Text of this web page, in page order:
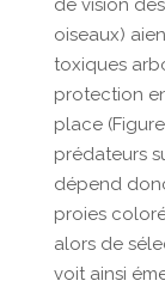
de vision
oiseaux)
toxiques
protection
place
prédateurs
dépend
proies
alors de
voit ainsi